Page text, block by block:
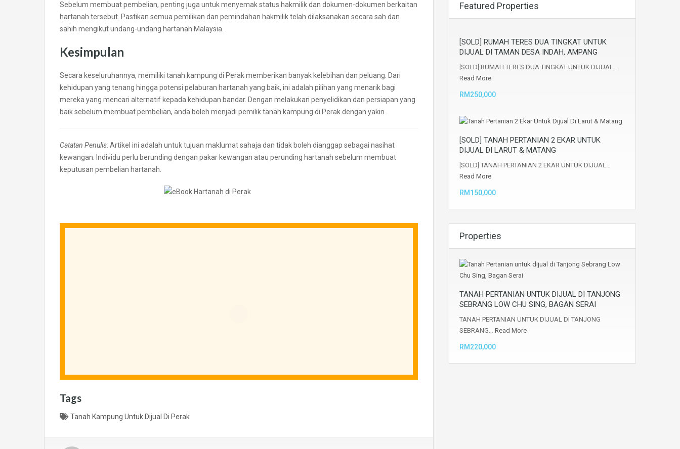
Sebelum membuat pembelian, penting juga untuk menyemak status hakmilik dan dokumen-dokumen berkaitan
hartanah tersebut. Pastikan semua pemilikan dan pemindahan hakmilik telah dilaksanakan secara sah dan
sahih mengikut undang-undang hartanah Malaysia.
Kesimpulan
Secara keseluruhannya, memiliki tanah kampung di Perak memberikan banyak kelebihan dan peluang. Dari
kehidupan yang tenang hingga potensi pelaburan hartanah yang baik, ini adalah pilihan yang menarik bagi
mereka yang mencari alternatif kepada kehidupan bandar. Dengan melakukan penyelidikan dan persiapan yang
baik sebelum membuat pembelian, anda boleh menjadi pemilik tanah kampung di Perak dengan yakin.
Catatan Penulis:Artikel ini adalah untuk tujuan maklumat sahaja dan tidak boleh dianggap sebagai nasihat
kewangan. Individu perlu berunding dengan pakar kewangan atau perunding hartanah sebelum membuat
keputusan pembelian hartanah.
Tags
Tanah Kampung Untuk Dijual Di Perak
Featured Properties
[SOLD] RUMAH TERES DUA TINGKAT UNTUK
DIJUAL DI TAMAN DESA INDAH, AMPANG
[SOLD] RUMAH TERES DUA TINGKAT UNTUK DIJUAL…
Read More
RM250,000
[SOLD] TANAH PERTANIAN 2 EKAR UNTUK
DIJUAL DI LARUT & MATANG
[SOLD] TANAH PERTANIAN 2 EKAR UNTUK DIJUAL…
Read More
RM150,000
Properties
TANAH PERTANIAN UNTUK DIJUAL DI TANJONG
SEBRANG LOW CHU SING, BAGAN SERAI
TANAH PERTANIAN UNTUK DIJUAL DI TANJONG
SEBRANG… Read More
RM220,000